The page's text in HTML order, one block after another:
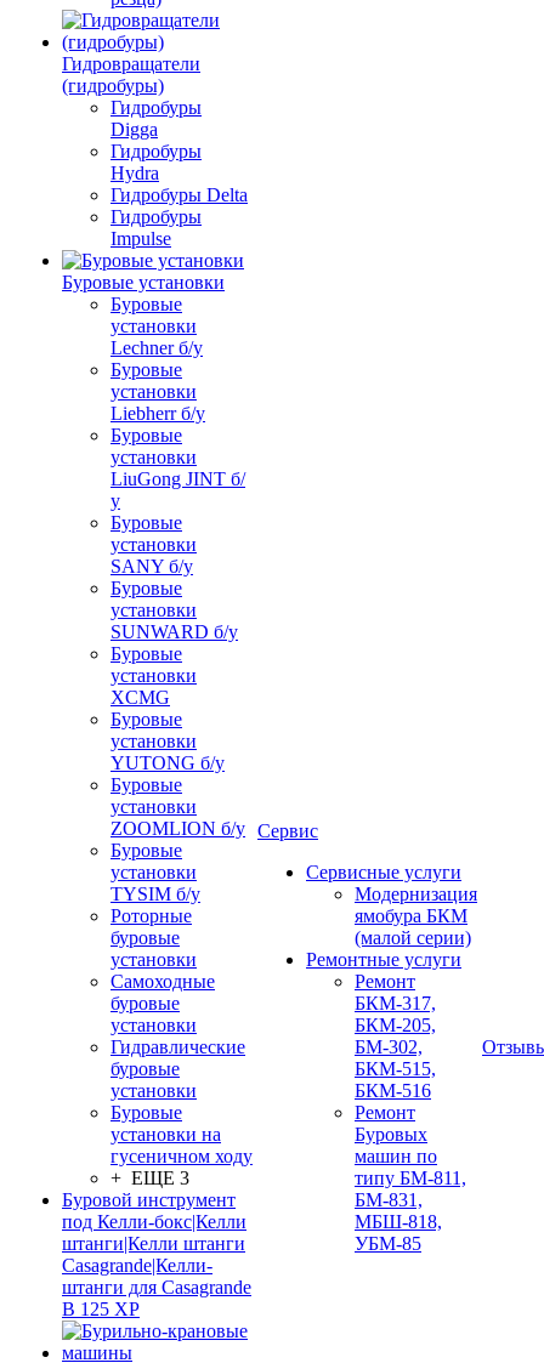
Гидровращатели
(гидробуры)
Гидробуры
Digga
Гидробуры
Hydra
Гидробуры Delta
Гидробуры
Impulse
Буровые установки
Буровые
установки
Lechner б/у
Буровые
установки
Liebherr б/у
Буровые
установки
LiuGong JINT б/
у
Буровые
установки
SANY б/у
Буровые
установки
SUNWARD б/у
Буровые
установки
XCMG
Буровые
установки
YUTONG б/у
Буровые
установки
ZOOMLION б/у
Буровые
установки
TYSIM б/у
Роторные
буровые
установки
Самоходные
буровые
установки
Гидравлические
буровые
установки
Буровые
установки на
гусеничном ходу
+ ЕЩЕ 3
Буровой инструмент
под Келли-бокс|Келли
штанги|Келли штанги
Casagrande|Келли-
штанги для Casagrande
B 125 XP
Сервис
Сервисные услуги
Модернизация
ямобура БКМ
(малой серии)
Ремонтные услуги
Ремонт
БКМ-317,
БКМ-205,
БМ-302,
БКМ-515,
БКМ-516
Ремонт
Буровых
машин по
типу БМ-811,
БМ-831,
МБШ-818,
УБМ-85